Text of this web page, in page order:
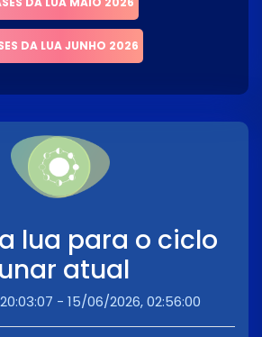
DA LUA JUNHO 2026
lua para o ciclo
atual
- 15/06/2026, 02:56:00